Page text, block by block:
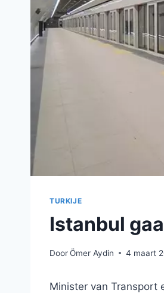
TURKIJE
Istanbul
DoorÖmer Aydin 4 maart
Minister van Transport